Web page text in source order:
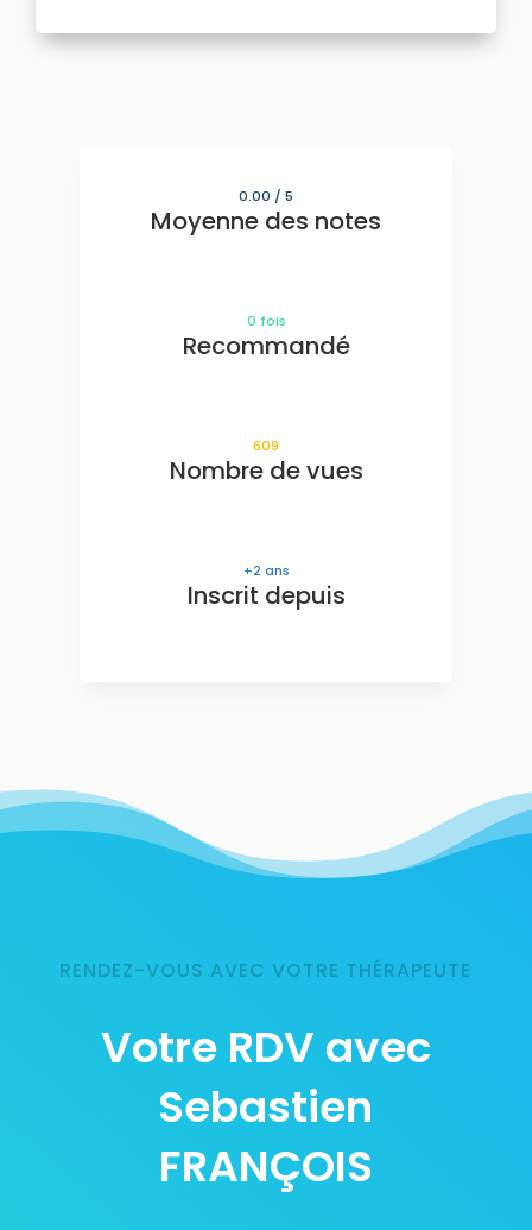
0.00 / 5
Moyenne des notes
0 fois
Recommandé
609
Nombre de vues
2 ans
Inscrit depuis
RENDEZ-VOUS AVEC VOTRE THÉRAPEUTE
Votre RDV avec
Sebastien
FRANÇOIS